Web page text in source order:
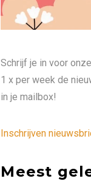
Schrijf je in voor
1 x per week de
in je mailbox!
Inschrijven
Meest